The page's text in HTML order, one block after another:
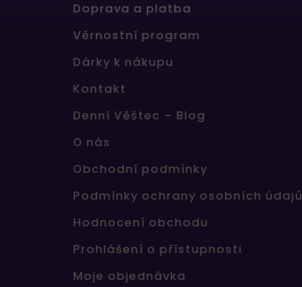
Doprava a platba
Věrnostní program
Dárky k nákupu
Kontakt
Denní Věštec – Blog
O nás
Obchodní podmínky
Podmínky ochrany osobních údajů
Hodnocení obchodu
Prohlášení o přístupnosti
Moje objednávka